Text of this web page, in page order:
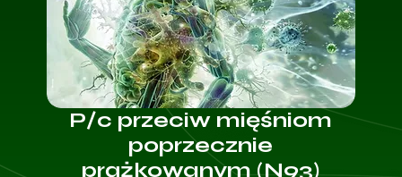
P/c przeciw mięśniom
poprzecznie
prążkowanym (N93)